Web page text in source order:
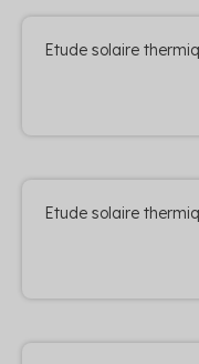
Etude solaire
Etude solaire